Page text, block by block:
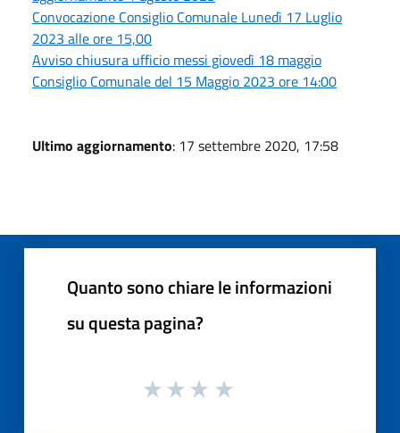
Convocazione Consiglio Comunale Lunedì 17 Luglio
2023 alle ore 15,00
Avviso chiusura ufficio messi giovedì 18 maggio
Consiglio Comunale del 15 Maggio 2023 ore 14:00
Ultimo aggiornamento: 17 settembre 2020, 17:58
Quanto sono chiare le informazioni
su questa pagina?